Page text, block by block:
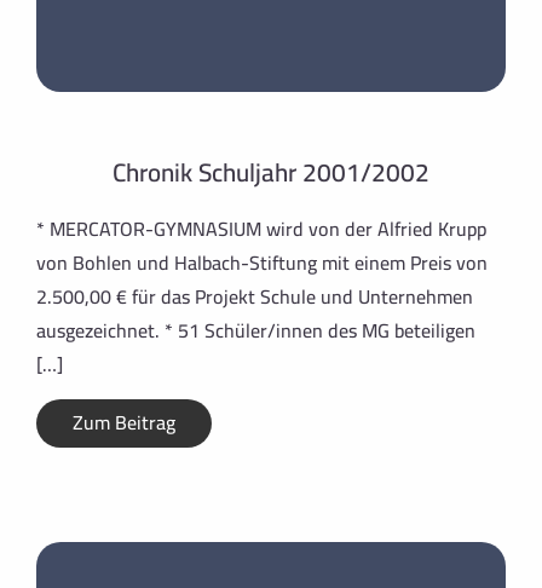
Chronik Schuljahr 2001/2002
* MERCATOR-GYMNASIUM wird von der Alfried Krupp
von Bohlen und Halbach-Stiftung mit einem Preis von
2.500,00 € für das Projekt Schule und Unternehmen
ausgezeichnet. * 51 Schüler/innen des MG beteiligen
[…]
Zum Beitrag